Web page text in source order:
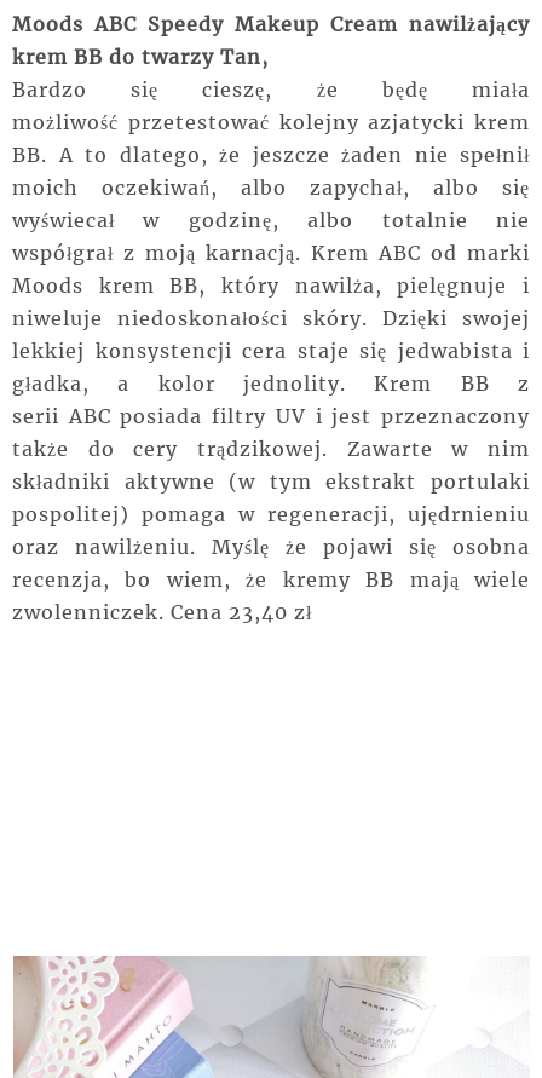
Moods ABC Speedy Makeup Cream nawilżający
krem BB do twarzy Tan,
Bardzo się cieszę, że będę miała
możliwość przetestować kolejnyazjatycki krem
BB. A to dlatego, że jeszcze żaden nie spełnił
moich oczekiwań, albo zapychał, albo się
wyświecał w godzinę, albo totalnie nie
współgrał z moją karnacją. KremABC od marki
Moods krem BB, który nawilża, pielęgnuje i
niweluje niedoskonałości skóry. Dzięki swojej
lekkiej konsystencji cera staje się jedwabista i
gładka, a kolor jednolity. Krem BB z
seriiABC posiada filtry UV i jest przeznaczony
także do cery trądzikowej. Zawarte w nim
składniki aktywne (w tym ekstrakt portulaki
pospolitej) pomaga w regeneracji, ujędrnieniu
oraz nawilżeniu. Myślę że pojawi się osobna
recenzja, bo wiem, że kremy BB mają wiele
zwolenniczek. Cena 23,40 zł